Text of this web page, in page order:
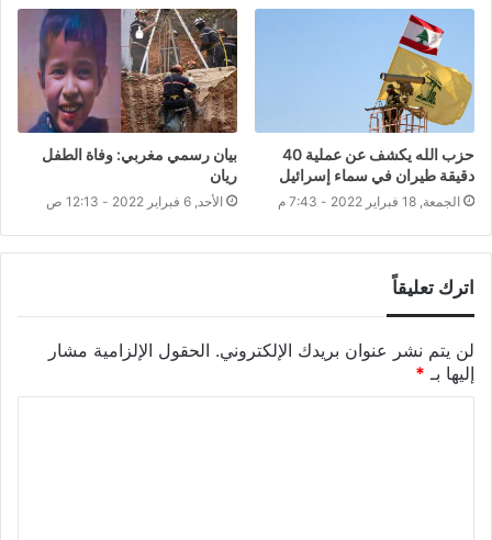
حزب الله يكشف عن عملية 40
دقيقة طيران في سماء إسرائيل
الجمعة, 18 فبراير 2022 - 7:43 م
بيان رسمي مغربي: وفاة الطفل
ريان
الأحد, 6 فبراير 2022 - 12:13 ص
اترك تعليقاً
لن يتم نشر عنوان بريدك الإلكتروني. الحقول الإلزامية مشار
إليها بـ *